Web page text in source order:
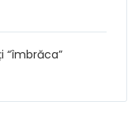
“îmbrăca”